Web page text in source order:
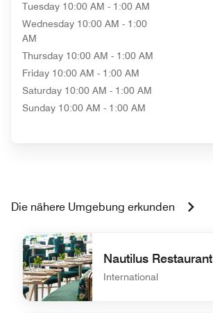
Tuesday 10:00 AM - 1:00 AM
Wednesday 10:00 AM - 1:00
AM
Thursday 10:00 AM - 1:00 AM
Friday 10:00 AM - 1:00 AM
Saturday 10:00 AM - 1:00 AM
Sunday 10:00 AM - 1:00 AM
Die nähere Umgebung erkunden
Nautilus Restaurant
International